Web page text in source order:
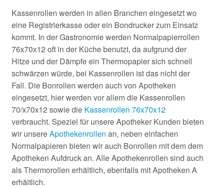
Kassenrollen werden in allen Branchen eingesetzt wo
eine Registrierkasse oder ein Bondrucker zum Einsatz
kommt. In der Gastronomie werden Normalpapierrollen
76x70x12 oft in der Küche benutzt, da aufgrund der
Hitze und der Dämpfe ein Thermopapier sich schnell
schwärzen würde, bei Kassenrollen ist das nicht der
Fall. Die Bonrollen werden auch von Apotheken
eingesetzt, hier werden vor allem die Kassenrollen
70/x70x12 sowie die Kassenrollen 76x70x12
verbraucht. Speziel für unsere Apotheker Kunden bieten
wir unsereApothekenrollen an, neben einfachen
Normalpapieren bieten wir auch Bonrollen mit dem dem
Apotheken Aufdruck an. Alle Apothekenrollen sind auch
als Thermorollen erhältlich, ebenfalls mit Apotheken A
erhältlich.